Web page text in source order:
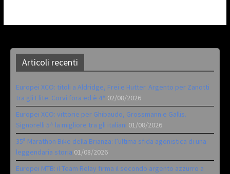
Articoli recenti
Europei XCO: titoli a Aldridge, Frei e Hutter. Argento per Zanotti
tra gli Elite. Corvi fora ed è 4^ 02/08/2026
Europei XCO: vittorie per Ghibaudo, Grossmann e Gallis.
Signorelli 5^ la migliore tra gli italiani 01/08/2026
35ª Marathon Bike della Brianza: l’ultima sfida agonistica di una
leggendaria storia 01/08/2026
Europei MTB: il Team Relay firma il secondo argento azzurro a